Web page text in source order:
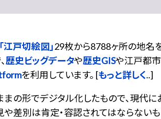
戸切絵図」29枚から8788ヶ所の地名
歴史ビッグデータや歴史GISや江戸都
を利用しています。 [もっと詳しく..]
の形でデジタル化したもので、現代
差別は肯定・容認されてはならないも